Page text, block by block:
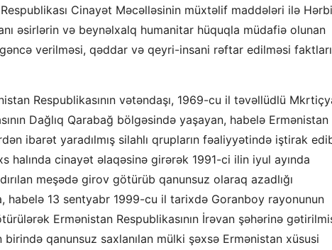
Cinayət Məcəlləsinin müxtəlif maddələri ilə Hərbi
əsirlərin və beynəlxalq humanitar hüquqla müdafiə olunan
verilməsi, qəddar və qeyri-insani rəftar edilməsi faktları
Respublikasının vətəndaşı, 1969-cu il təvəllüdlü
Dağlıq Qarabağ bölgəsində yaşayan, habelə Ermənistan
ibarət yaradılmış silahlı qrupların fəaliyyətində iştirak
cinayət əlaqəsinə girərək 1991-ci ilin iyul ayında
meşədə girov götürüb qanunsuz olaraq azadlığı
habelə 13 sentyabr 1999-cu il tarixdə Goranboy rayonunun
Ermənistan Respublikasının İrəvan şəhərinə
qanunsuz saxlanılan mülki şəxsə Ermənistan xüsusi